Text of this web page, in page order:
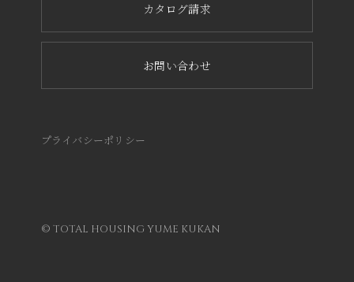
カタログ請求
お問い合わせ
プライバシーポリシー
© TOTAL HOUSING YUME KUKAN